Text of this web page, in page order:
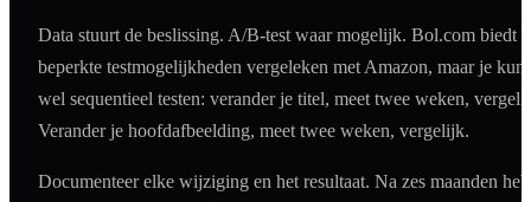
Data stuurt de beslissing. A/B-test waar mogelijk. Bol.com biedt
beperkte testmogelijkheden vergeleken met Amazon, maar je kunt
wel sequentieel testen: verander je titel, meet twee weken,
Verander je hoofdafbeelding, meet twee weken, vergelijk.
Documenteer elke wijziging en het resultaat. Na zes maanden